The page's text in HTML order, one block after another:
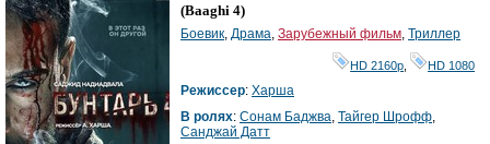
(Baaghi 4)
Боевик Драма Зарубежный фильм Триллер
HD 2160р HD 1080
Режиссер: Харша
В ролях: Сонам Баджва Тайгер Шрофф
Санджай Датт